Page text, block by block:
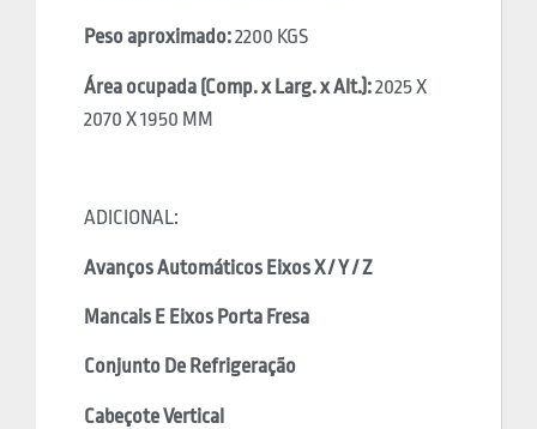
Peso aproximado:2200 KGS
Área ocupada (Comp. x Larg. x Alt.):2025 X
2070 X 1950 MM
ADICIONAL:
Avanços Automáticos Eixos X / Y / Z
Mancais E Eixos Porta Fresa
Conjunto De Refrigeração
Cabeçote Vertical